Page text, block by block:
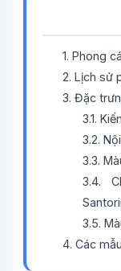
1. Phong
2. Lịch sử
3. Đặc
3.1.
3.2.
3.3.
3.4.
3.5.
4. Các